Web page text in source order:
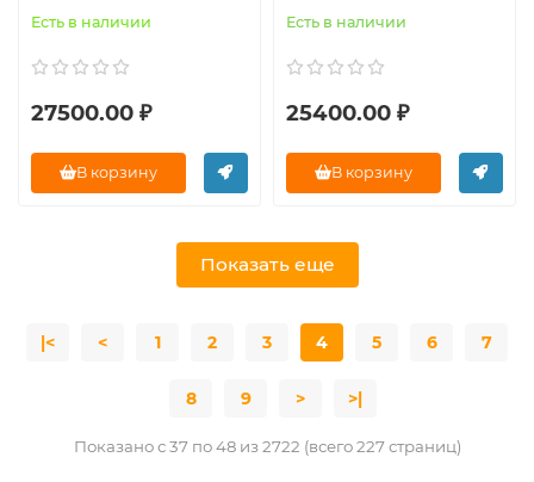
Есть в наличии
27500.00 ₽
В корзину
Есть в наличии
25400.00 ₽
В корзину
Показать еще
|< < 1 2 3 4 5 6 7
8 9 > >|
Показано с 37 по 48 из 2722 (всего 227 страниц)